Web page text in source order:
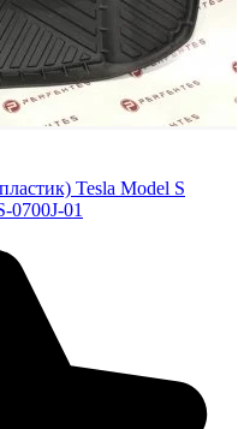
Tesla Model S
0700J-01